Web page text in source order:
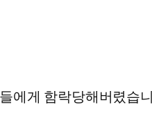
에게 함락당해버렸습